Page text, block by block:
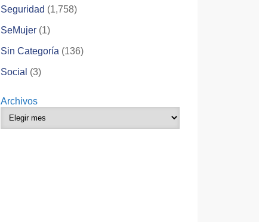
Seguridad (1,758)
SeMujer (1)
Sin Categoría (136)
Social (3)
Archivos